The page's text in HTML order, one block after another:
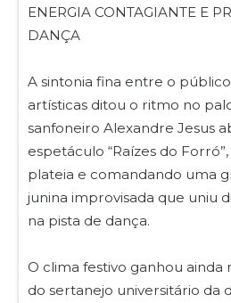
ENERGIA CONTAGIANTE E
DANÇA
A sintonia fina entre o
artísticas ditou o ritmo no
sanfoneiro Alexandre Jesus
espetáculo “Raízes do
plateia e comandando uma
junina improvisada que uniu
na pista de dança.
O clima festivo ganhou ainda
do sertanejo universitário da